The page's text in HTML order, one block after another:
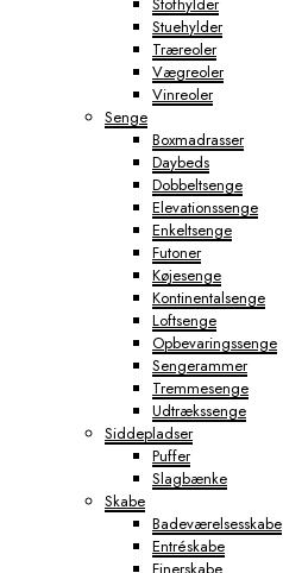
Stuehylder
Træreoler
Vægreoler
Vinreoler
Senge
Boxmadrasser
Daybeds
Dobbeltsenge
Elevationssenge
Enkeltsenge
Futoner
Køjesenge
Kontinentalsenge
Loftsenge
Opbevaringssenge
Sengerammer
Tremmesenge
Udtrækssenge
Siddepladser
Puffer
Slagbænke
Skabe
Badeværelsesskabe
Entréskabe